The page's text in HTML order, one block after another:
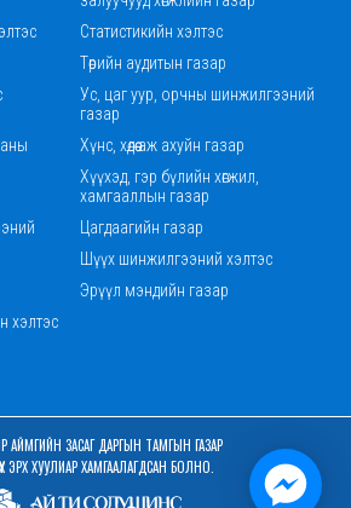
Статистикийн хэлтэс
Төрийн аудитын газар
Ус, цаг уур, орчны шинжилгээний
газар
Хүнс, хөдөө аж ахуйн газар
Хүүхэд, гэр бүлийн хөгжил,
хамгааллын газар
Цагдаагийн газар
Шүүх шинжилгээний хэлтэс
Эрүүл мэндийн газар
хэлтэс
АЙМГИЙН ЗАСАГ ДАРГЫН ТАМГЫН ГАЗАР
ЭРХ ХУУЛИАР ХАМГААЛАГДСАН БОЛНО.